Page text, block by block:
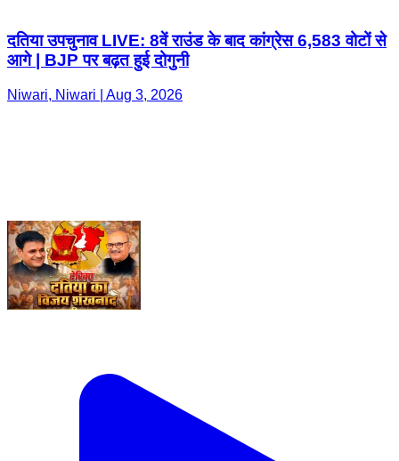
दतिया उपचुनाव LIVE: 8वें राउंड के बाद कांग्रेस 6,583 वोटों से
आगे | BJP पर बढ़त हुई दोगुनी
Niwari, Niwari | Aug 3, 2026